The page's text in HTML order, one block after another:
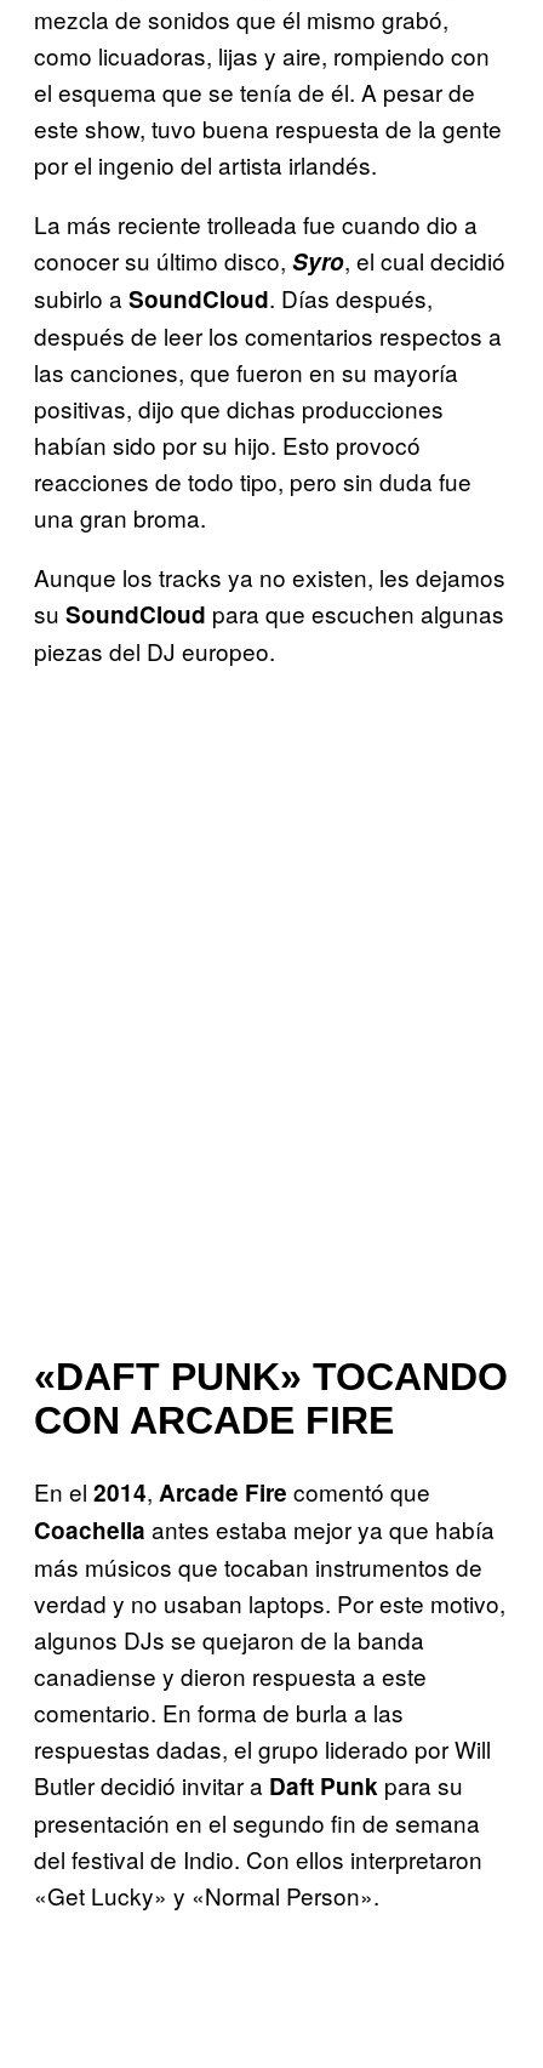
mezcla de sonidos que él mismo grabó,
como licuadoras, lijas y aire, rompiendo con
el esquema que se tenía de él. A pesar de
este show, tuvo buena respuesta de la gente
por el ingenio del artista irlandés.
La más reciente trolleada fue cuando dio a
conocer su último disco, Syro, el cual decidió
subirlo a SoundCloud. Días después,
después de leer los comentarios respectos a
las canciones, que fueron en su mayoría
positivas, dijo que dichas producciones
habían sido por su hijo. Esto provocó
reacciones de todo tipo, pero sin duda fue
una gran broma.
Aunque los tracks ya no existen, les dejamos
su SoundCloud para que escuchen algunas
piezas del DJ europeo.
«DAFT PUNK» TOCANDO
CON ARCADE FIRE
En el 2014, Arcade Fire comentó que
Coachella antes estaba mejor ya que había
más músicos que tocaban instrumentos de
verdad y no usaban laptops. Por este motivo,
algunos DJs se quejaron de la banda
canadiense y dieron respuesta a este
comentario. En forma de burla a las
respuestas dadas, el grupo liderado por Will
Butler decidió invitar a Daft Punk para su
presentación en el segundo fin de semana
del festival de Indio. Con ellos interpretaron
«Get Lucky» y «Normal Person».